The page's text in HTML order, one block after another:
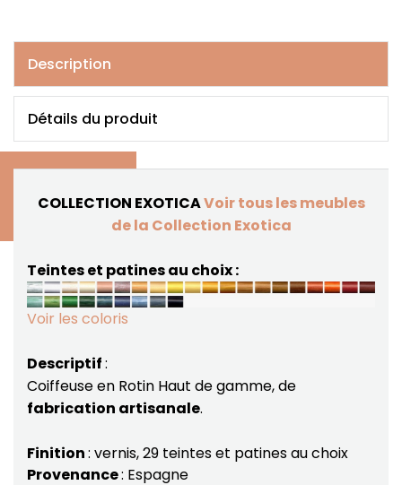
Description
COLLECTION EXOTICAVoir tous les meubles
de la Collection Exotica
Teintes et patines au choix :
Voir les coloris
Descriptif:
Coiffeuse en Rotin Haut de gamme, de
fabrication artisanale.
Finition: vernis, 29 teintes et patines au choix
Provenance: Espagne
Détails du produit